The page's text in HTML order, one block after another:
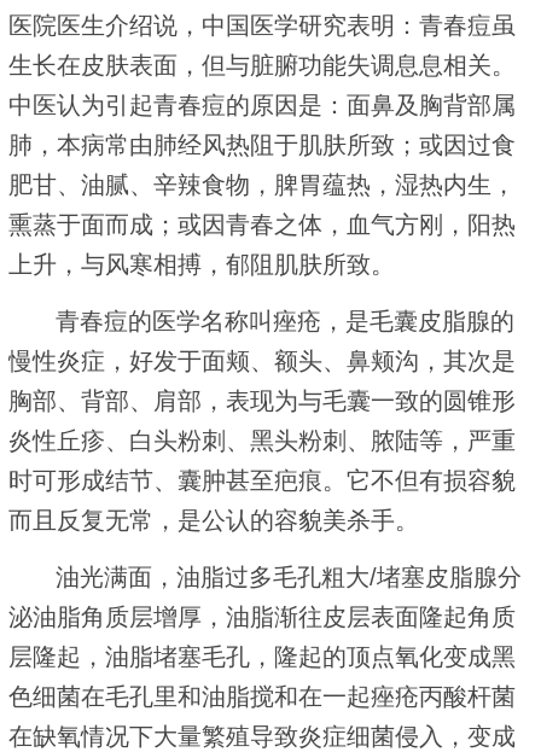
医院医生介绍说，中国医学研究表明：青春痘虽
生长在皮肤表面，但与脏腑功能失调息息相关。
中医认为引起青春痘的原因是：面鼻及胸背部属
肺，本病常由肺经风热阻于肌肤所致；或因过食
肥甘、油腻、辛辣食物，脾胃蕴热，湿热内生，
熏蒸于面而成；或因青春之体，血气方刚，阳热
上升，与风寒相搏，郁阻肌肤所致。
青春痘的医学名称叫痤疮，是毛囊皮脂腺的
慢性炎症，好发于面颊、额头、鼻颊沟，其次是
胸部、背部、肩部，表现为与毛囊一致的圆锥形
炎性丘疹、白头粉刺、黑头粉刺、脓陆等，严重
时可形成结节、囊肿甚至疤痕。它不但有损容貌
而且反复无常，是公认的容貌美杀手。
油光满面，油脂过多毛孔粗大/堵塞皮脂腺分
泌油脂角质层增厚，油脂渐往皮层表面隆起角质
层隆起，油脂堵塞毛孔，隆起的顶点氧化变成黑
色细菌在毛孔里和油脂搅和在一起痤疮丙酸杆菌
在缺氧情况下大量繁殖导致炎症细菌侵入，变成